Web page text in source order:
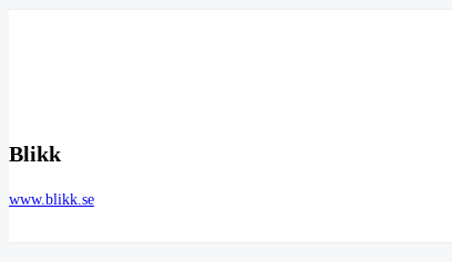
Blikk
www.blikk.se